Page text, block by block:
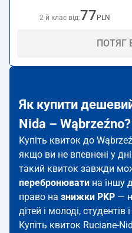
2-й клас від:77 PLN
ПОТЯГ
Як купити
Nida – Wąbrzeźno?
Купіть квиток до
якщо ви не впевнені у
такий квиток завжди
перебронювати на іншу
право на знижки PKP —
дітей і молоді, студентів
Купіть квиток Ruciane-